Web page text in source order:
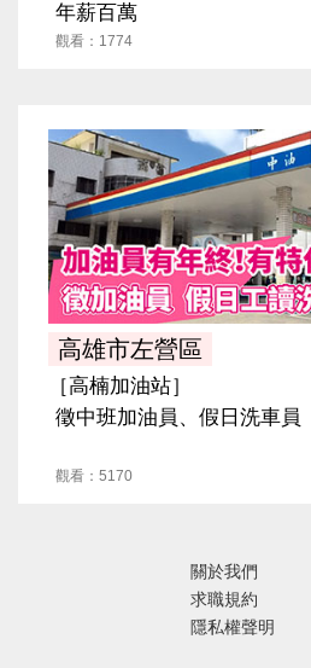
年薪百萬
觀看：1774
高雄市左營區
［高楠加油站］
徵中班加油員、假日洗車員
觀看：5170
關於我們
求職規約
隱私權聲明